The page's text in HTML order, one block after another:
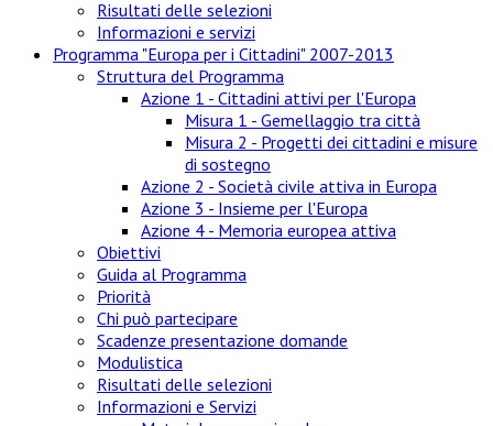
Risultati delle selezioni
Informazioni e servizi
Programma "Europa per i Cittadini" 2007-2013
Struttura del Programma
Azione 1 - Cittadini attivi per l'Europa
Misura 1 - Gemellaggio tra città
Misura 2 - Progetti dei cittadini e misure
di sostegno
Azione 2 - Società civile attiva in Europa
Azione 3 - Insieme per l'Europa
Azione 4 - Memoria europea attiva
Obiettivi
Guida al Programma
Priorità
Chi può partecipare
Scadenze presentazione domande
Modulistica
Risultati delle selezioni
Informazioni e Servizi